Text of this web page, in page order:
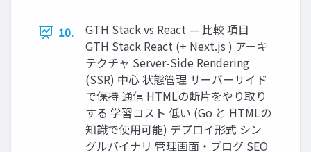
10.
GTH Stack vs React — 比較 項目
GTH Stack React (+ Next.js ) アーキ
テクチャ Server-Side Rendering
(SSR) 中心 状態管理 サーバーサイド
で保持 通信 HTMLの断片をやり取り
する 学習コスト 低い (Go と HTMLの
知識で使用可能) デプロイ形式 シン
グルバイナリ 管理画面・ブログ SEO